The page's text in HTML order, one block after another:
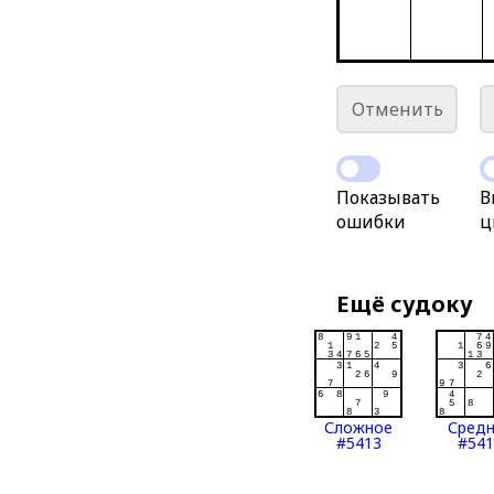
Отменить
Показывать
ошибки
Ещё судоку
Сложное
#5413